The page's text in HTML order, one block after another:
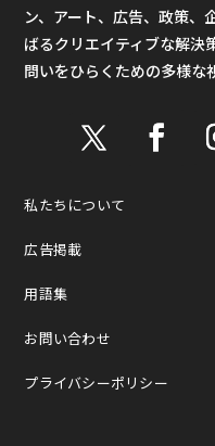
ン、アート、広告、政策、
ばるクリエイティブな解決
問いをひらくための多様な
私たちについて
広告掲載
用語集
お問い合わせ
プライバシーポリシー